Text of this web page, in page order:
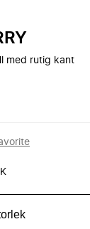
med rutig kant